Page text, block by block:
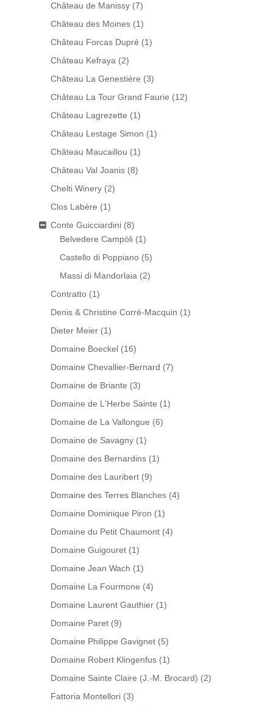
Château de Manissy (7)
Château des Moines (1)
Château Forcas Dupré (1)
Château Kefraya (2)
Château La Genestière (3)
Château La Tour Grand Faurie (12)
Château Lagrezette (1)
Château Lestage Simon (1)
Château Maucaillou (1)
Château Val Joanis (8)
Chelti Winery (2)
Clos Labère (1)
Conte Guicciardini (8)
Belvedere Campóli (1)
Castello di Poppiano (5)
Massi di Mandorlaia (2)
Contratto (1)
Denis & Christine Corré-Macquin (1)
Dieter Meier (1)
Domaine Boeckel (16)
Domaine Chevallier-Bernard (7)
Domaine de Briante (3)
Domaine de L'Herbe Sainte (1)
Domaine de La Vallongue (6)
Domaine de Savagny (1)
Domaine des Bernardins (1)
Domaine des Lauribert (9)
Domaine des Terres Blanches (4)
Domaine Dominique Piron (1)
Domaine du Petit Chaumont (4)
Domaine Guigouret (1)
Domaine Jean Wach (1)
Domaine La Fourmone (4)
Domaine Laurent Gauthier (1)
Domaine Paret (9)
Domaine Philippe Gavignet (5)
Domaine Robert Klingenfus (1)
Domaine Sainte Claire (J.-M. Brocard) (2)
Fattoria Montellori (3)